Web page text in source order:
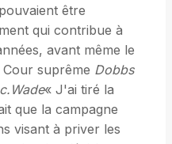
être
qui contribue à
avant même le
suprême Dobbs
« J'ai tiré la
que la campagne
visant à priver les